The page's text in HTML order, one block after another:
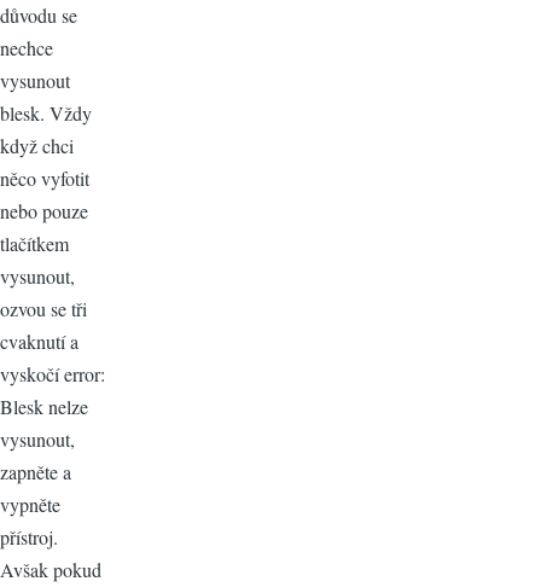
důvodu se
nechce
vysunout
blesk. Vždy
když chci
něco vyfotit
nebo pouze
tlačítkem
vysunout,
ozvou se tři
cvaknutí a
vyskočí error:
Blesk nelze
vysunout,
zapněte a
vypněte
přístroj.
Avšak pokud